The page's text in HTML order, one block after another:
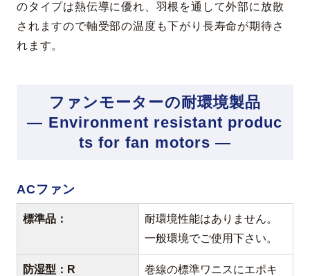
のタイプは熱伝導に優れ、羽根を通して外部に放散
されますので軸受部の温度も下がり長寿命が期待さ
れます。
ファンモーターの耐環境製品
— Environment resistant produc
ts for fan motors —
ACファン
標準品：
耐環境性能はありません。
一般環境でご使用下さい。
防湿型：R
巻線の標準ワニスにエポキ